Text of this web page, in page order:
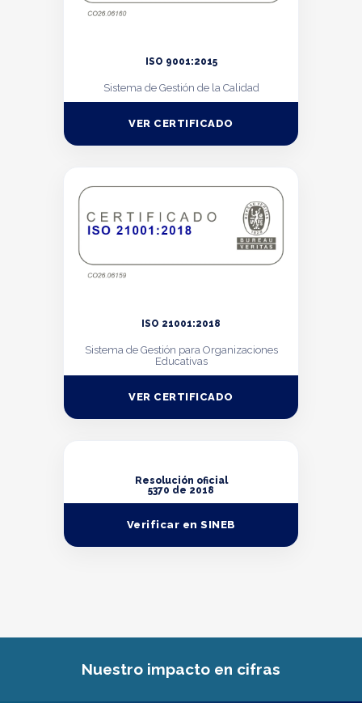
ISO 9001:2015
Sistema de Gestión de la Calidad
VER CERTIFICADO
ISO 21001:2018
Sistema de Gestión para Organizaciones
Educativas
VER CERTIFICADO
Resolución oficial
5370 de 2018
Verificar en SINEB
Nuestro impacto en cifras